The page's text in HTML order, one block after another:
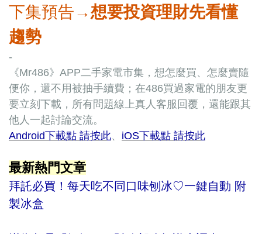
下集預告→想要投資理財先看懂
趨勢
-
《Mr486》APP二手家電市集，想怎麼買、怎麼賣隨
便你，還不用被抽手續費；在486買過家電的朋友更
要立刻下載，所有問題線上真人客服回覆，還能跟其
他人一起討論交流。
Android下載點 請按此、 iOS下載點 請按此
最新熱門文章
拜託必買！每天吃不同口味刨冰♡一鍵自動 附
製冰盒